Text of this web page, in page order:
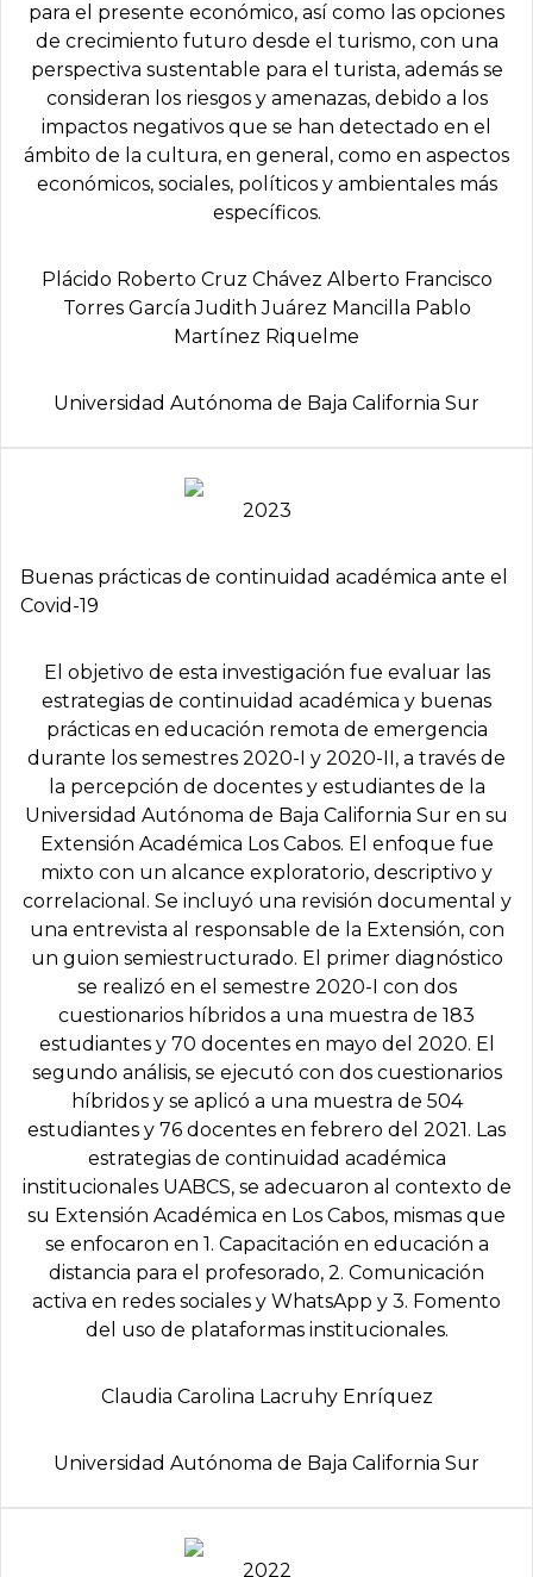
para el presente económico, así como las opciones
de crecimiento futuro desde el turismo, con una
perspectiva sustentable para el turista, además se
consideran los riesgos y amenazas, debido a los
impactos negativos que se han detectado en el
ámbito de la cultura, en general, como en aspectos
económicos, sociales, políticos y ambientales más
específicos.
Plácido Roberto Cruz Chávez Alberto Francisco
Torres García Judith Juárez Mancilla Pablo
Martínez Riquelme
Universidad Autónoma de Baja California Sur
2023
Buenas prácticas de continuidad académica ante el
Covid-19
El objetivo de esta investigación fue evaluar las
estrategias de continuidad académica y buenas
prácticas en educación remota de emergencia
durante los semestres 2020-I y 2020-II, a través de
la percepción de docentes y estudiantes de la
Universidad Autónoma de Baja California Sur en su
Extensión Académica Los Cabos. El enfoque fue
mixto con un alcance exploratorio, descriptivo y
correlacional. Se incluyó una revisión documental y
una entrevista al responsable de la Extensión, con
un guion semiestructurado. El primer diagnóstico
se realizó en el semestre 2020-I con dos
cuestionarios híbridos a una muestra de 183
estudiantes y 70 docentes en mayo del 2020. El
segundo análisis, se ejecutó con dos cuestionarios
híbridos y se aplicó a una muestra de 504
estudiantes y 76 docentes en febrero del 2021. Las
estrategias de continuidad académica
institucionales UABCS, se adecuaron al contexto de
su Extensión Académica en Los Cabos, mismas que
se enfocaron en 1. Capacitación en educación a
distancia para el profesorado, 2. Comunicación
activa en redes sociales y WhatsApp y 3. Fomento
del uso de plataformas institucionales.
Claudia Carolina Lacruhy Enríquez
Universidad Autónoma de Baja California Sur
2022